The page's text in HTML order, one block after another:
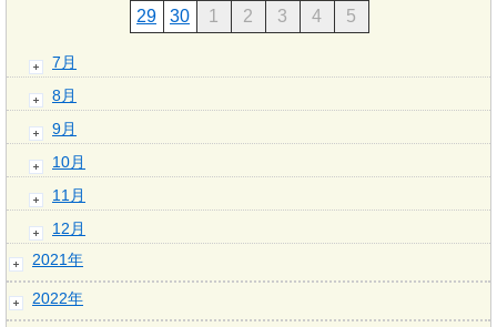
29
30 1 2 3 4 5
7月
8月
9月
10月
11月
12月
2021年
2022年